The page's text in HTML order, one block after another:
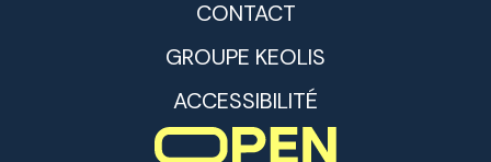
CONTACT
GROUPE KEOLIS
ACCESSIBILITÉ